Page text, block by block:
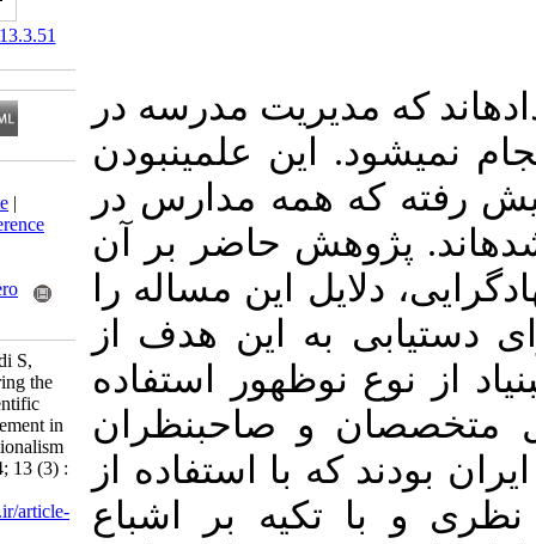
مدرسه در
این علمی­نبودن
همه مدارس در
حاضر بر آن
این مساله را
این هدف از
استفاده
صاحب­نظران
با استفاده از
بر اشباع
Download citation:
BibTeX
RIS|EndNote
|
Medlars
ProCite |Reference
RefWorks
Send citation to:
Mendeley
Zotero
chobineh Z, mohammadi S,
aminbidokhti A. Exploring the
reasons for the non-scientific
nature of school management in
Iran from a new-institutionalism
perspective. MEO 2024; 13 (3) :
URL:http://journalieaa.ir/article-
1-697-fa.html